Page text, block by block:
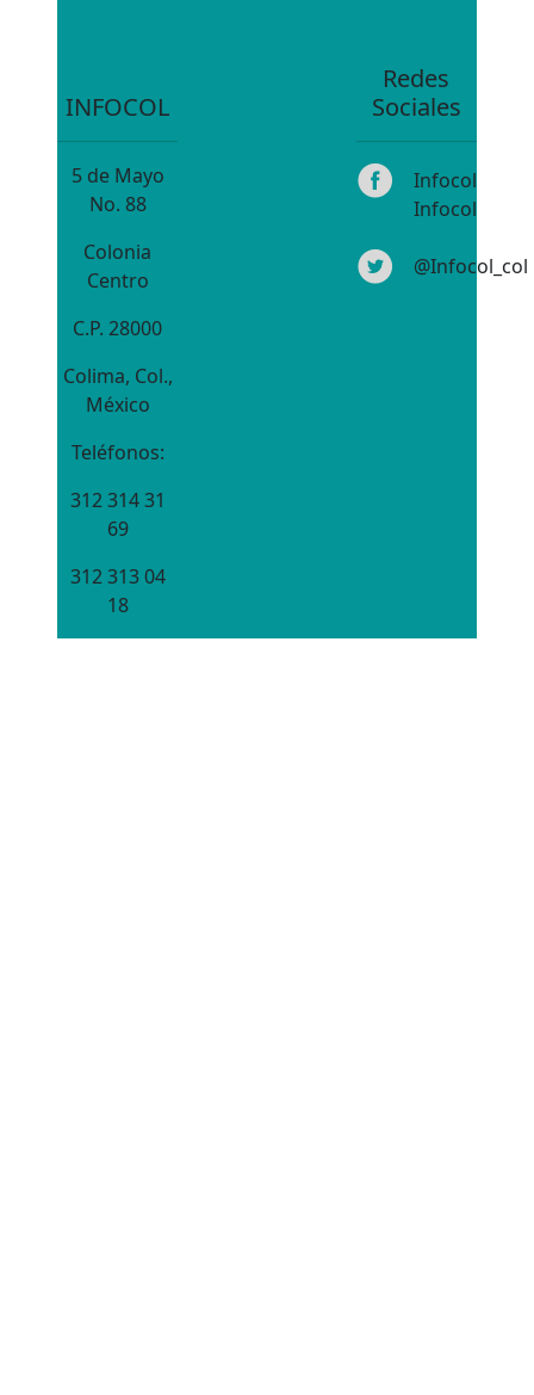
INFOCOL
5 de Mayo
No. 88
Colonia
Centro
C.P. 28000
Colima, Col.,
México
Teléfonos:
312 314 31
69
312 313 04
18
Redes
Sociales
Infocol
Infocol
@Infocol_col